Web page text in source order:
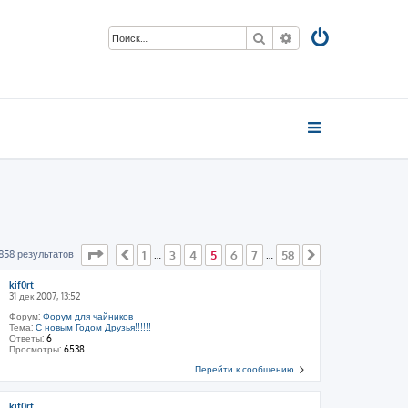
Поиск Расширенный
результатов Страница 5из58
Пред.
1 3 4 5 6 7 58
kif0rt
31 дек 2007, 13:52
Форум: Форум для чайников
Тема: С новым Годом Друзья!!!!!!
Ответы: 6
Просмотры: 6538
Перейти к сообщению
kif0rt